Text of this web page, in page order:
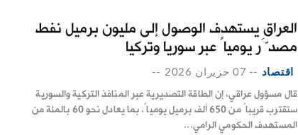
العراق يستهدف الوصول إلى مليون برميل نفط
مصدَّر يومياً عبر سوريا وتركيا
اقتصاد -- 07 حزيران 2026 --
قال مسؤول عراقي، إن الطاقة التصديرية عبر المنافذ التركية والسورية
ستقترب قريباً ‏من 650 ألف برميل يومياً، بما يعادل نحو 60 بالمئة من
المستهدف ‏الحكومي الرامي...